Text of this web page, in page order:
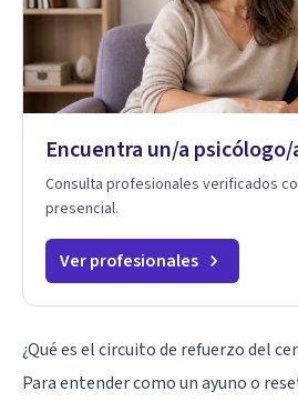
Encuentra un/a psicólogo/
Consulta profesionales verificados
presencial.
Ver profesionales
¿Qué es el circuito de refuerzo del
Para entender como un ayuno o